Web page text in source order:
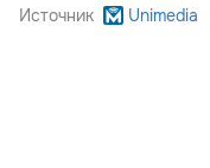
Источник Unimedia